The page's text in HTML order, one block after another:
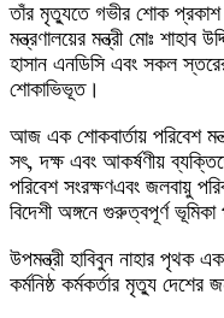
তাঁর মৃত্যুতে গভীর শোক প্রকাশ
মন্ত্রণালয়ের মন্ত্রী মোঃ শাহাব
হাসান এনডিসি এবং সকল স্তরের
শােকাভিভূত।
আজ এক শোকবার্তায় পরিবেশ
সৎ, দক্ষ এবং আকর্ষণীয়
পরিবেশ সংরক্ষণএবং জলবায়ু
বিদেশী অঙ্গনে গুরুত্বপূর্ণ
উপমন্ত্রী হাবিবুন নাহার পৃথক
কর্মনিষ্ঠ কর্মকর্তার মৃত্যু